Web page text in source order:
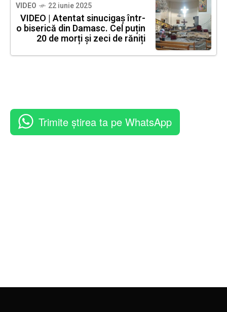
VIDEO 22 iunie 2025
VIDEO | Atentat sinucigaș într-
o biserică din Damasc. Cel puțin
20 de morți și zeci de răniți
Trimite știrea ta pe WhatsApp